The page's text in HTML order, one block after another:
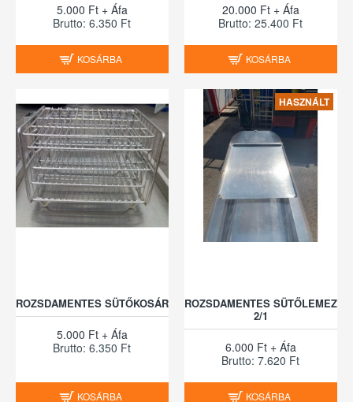
5.000 Ft + Áfa
Brutto: 6.350 Ft
KOSÁRBA
20.000 Ft + Áfa
Brutto: 25.400 Ft
KOSÁRBA
ROZSDAMENTES SÜTŐKOSÁR
5.000 Ft + Áfa
Brutto: 6.350 Ft
KOSÁRBA
HASZNÁLT
ROZSDAMENTES SÜTŐLEMEZ
2/1
6.000 Ft + Áfa
Brutto: 7.620 Ft
KOSÁRBA